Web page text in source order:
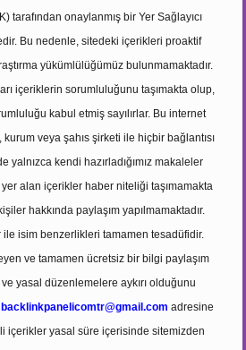
tarafından onaylanmış bir Yer Sağlayıcı
Bu nedenle, sitedeki içerikleri proaktif
yükümlülüğümüz bulunmamaktadır.
içeriklerin sorumluluğunu taşımakta olup,
kabul etmiş sayılırlar. Bu internet
veya şahıs şirketi ile hiçbir bağlantısı
yalnızca kendi hazırladığımız makaleler
yer alan içerikler haber niteliği taşımamakta
hakkında paylaşım yapılmamaktadır.
isim benzerlikleri tamamen tesadüfidir.
ve tamamen ücretsiz bir bilgi paylaşım
yasal düzenlemelere aykırı olduğunu
backlinkpanelicomtr@gmail.com adresine
içerikler yasal süre içerisinde sitemizden